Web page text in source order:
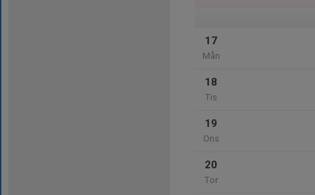
17
Mån
18
Tis
19
Ons
20
Tor